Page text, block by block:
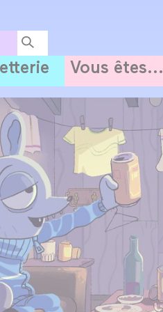
Vous êtes...